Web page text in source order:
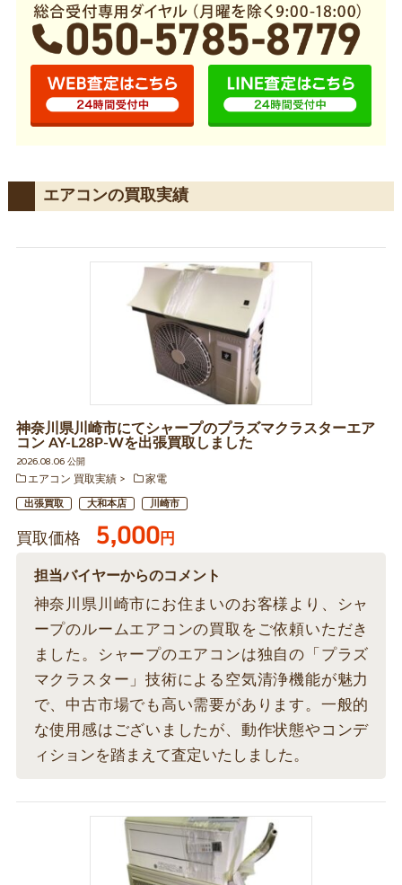
エアコンの買取実績
神奈川県川崎市にてシャープのプラズマクラスターエア
コン AY-L28P-Wを出張買取しました
2026.08.06 公開
エアコン 買取実績
家電
出張買取 大和本店 川崎市
買取価格 5,000円
担当バイヤーからのコメント
神奈川県川崎市にお住まいのお客様より、シャ
ープのルームエアコンの買取をご依頼いただき
ました。シャープのエアコンは独自の「プラズ
マクラスター」技術による空気清浄機能が魅力
で、中古市場でも高い需要があります。一般的
な使用感はございましたが、動作状態やコンデ
ィションを踏まえて査定いたしました。